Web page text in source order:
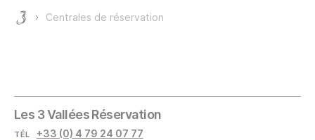
Centrales de réservation
Les 3 Vallées Réservation
TÉL
+33 (0) 4 79 24 07 77